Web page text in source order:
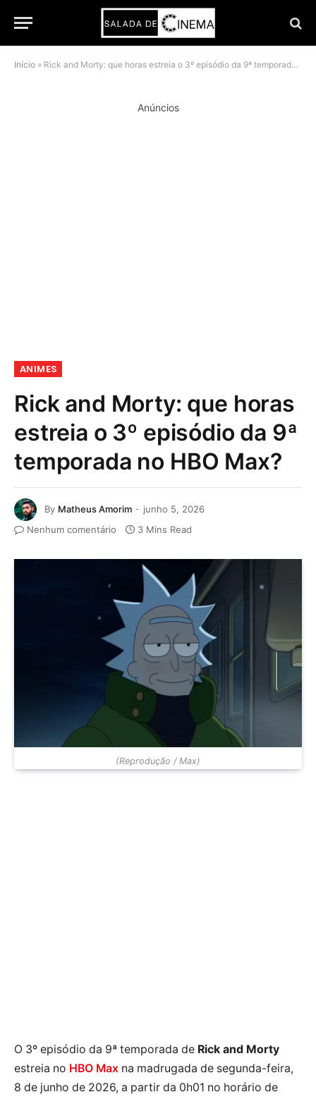
Início » Rick and Morty: que horas estreia o 3º episódio da 9ª temporada no HBO Max?
Anúncios
ANIMES
Rick and Morty: que horas
estreia o 3º episódio da 9ª
temporada no HBO Max?
By Matheus Amorim
junho 5, 2026
Nenhum comentário
3 Mins Read
(Reprodução / Max)
O 3º episódio da 9ª temporada de Rick and Morty
estreia no HBO Max na madrugada de segunda-feira,
8 de junho de 2026, a partir da 0h01 no horário de